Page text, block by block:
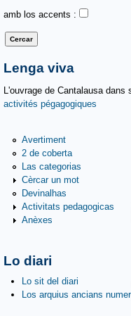
amb los accents :
Lenga viva
L'ouvrage de Cantalausa
activités pégagogiques
Avertiment
2 de coberta
Las categorias
Cèrcar un mot
Devinalhas
Activitats pedagogicas
Anèxes
Lo diari
Lo sit del diari
Los arquius ancians